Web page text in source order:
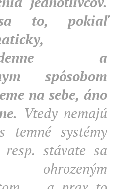
to, pokiaľ
a
spôsobom
na sebe, áno
Vtedy nemajú
temné systémy
resp. stávate sa
ohrozeným